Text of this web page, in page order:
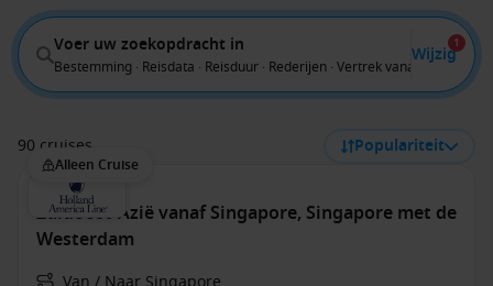
Voer uw zoekopdracht in
Bestemming · Reisdata · Reisduur · Rederijen · Vertrek vanaf
Wijzig
1
90 cruises Populariteit
Alleen Cruise
Zuidoost-Azië vanaf Singapore, Singapore met de
Westerdam